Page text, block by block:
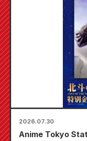
2026.07.30
Anime Tokyo